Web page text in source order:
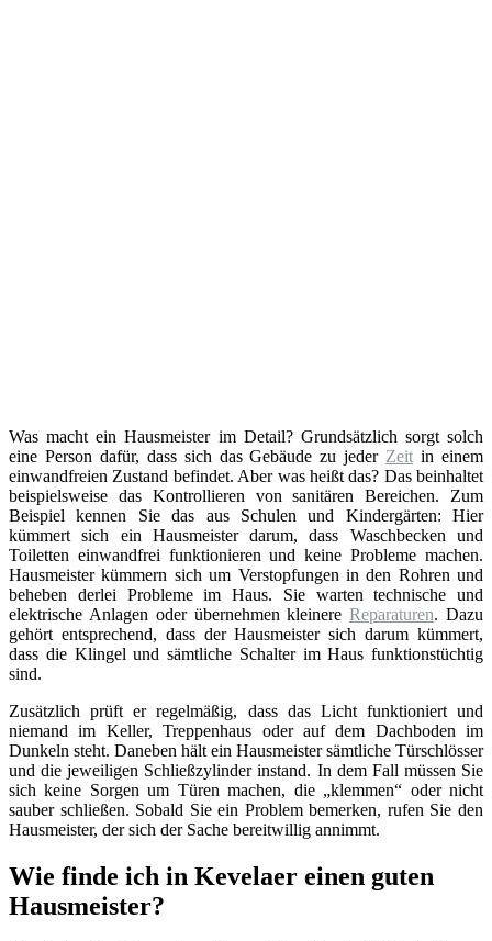
Was macht ein Hausmeister im Detail? Grundsätzlich sorgt solch
eine Person dafür, dass sich das Gebäude zu jeder Zeit in einem
einwandfreien Zustand befindet. Aber was heißt das? Das beinhaltet
beispielsweise das Kontrollieren von sanitären Bereichen. Zum
Beispiel kennen Sie das aus Schulen und Kindergärten: Hier
kümmert sich ein Hausmeister darum, dass Waschbecken und
Toiletten einwandfrei funktionieren und keine Probleme machen.
Hausmeister kümmern sich um Verstopfungen in den Rohren und
beheben derlei Probleme im Haus. Sie warten technische und
elektrische Anlagen oder übernehmen kleinereReparaturen. Dazu
gehört entsprechend, dass der Hausmeister sich darum kümmert,
dass die Klingel und sämtliche Schalter im Haus funktionstüchtig
sind.
Zusätzlich prüft er regelmäßig, dass das Licht funktioniert und
niemand im Keller, Treppenhaus oder auf dem Dachboden im
Dunkeln steht. Daneben hält ein Hausmeister sämtliche Türschlösser
und die jeweiligen Schließzylinder instand. In dem Fall müssen Sie
sich keine Sorgen um Türen machen, die „klemmen“ oder nicht
sauber schließen. Sobald Sie ein Problem bemerken, rufen Sie den
Hausmeister, der sich der Sache bereitwillig annimmt.
Wie finde ich in Kevelaer einen guten
Hausmeister?